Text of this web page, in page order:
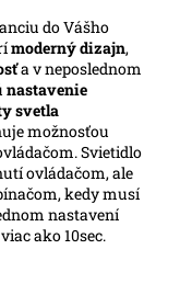
do Vášho
moderný dizajn,
a v neposlednom
nastavenie
svetla
možnosťou
Svietidlo
ovládačom, ale
kedy musí
nastavení
ako 10sec.